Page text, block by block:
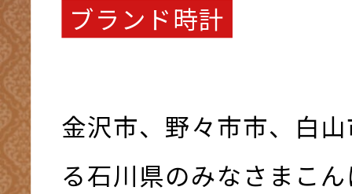
ブランド時計
金沢市、野々市市、白
る石川県のみなさまこ